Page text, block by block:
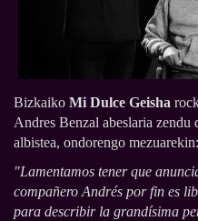
Bizkaiko Mi Dulce Geisha
Andres Benzal abeslaria zendu
albistea, ondorengo mezuarekin:
"Lamentamos tener que
compañero Andrés por fin es
para describir la grandísima